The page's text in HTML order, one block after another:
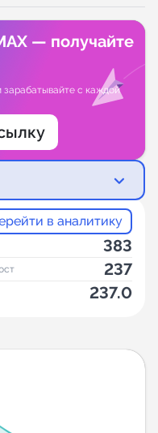
— получайте
с каждой
в аналитику
383
237
237.0